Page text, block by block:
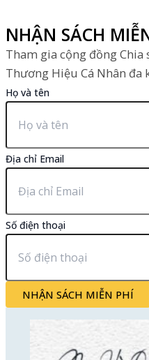
NHẬN SÁCH
Tham gia cộng đồng Chia
Thương Hiệu Cá Nhân đa
Họ và tên
Địa chỉ Email
Số điện thoại
NHẬN SÁCH MIỄN PHÍ